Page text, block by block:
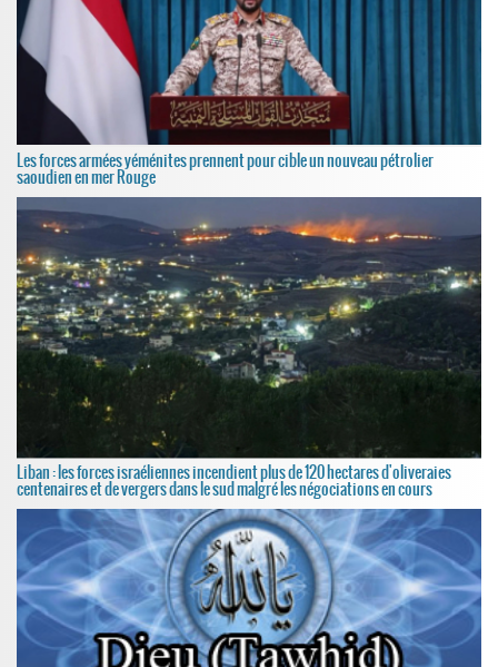
Les forces armées yéménites prennent pour cible un nouveau pétrolier
saoudien en mer Rouge
Liban : les forces israéliennes incendient plus de 120 hectares d'oliveraies
centenaires et de vergers dans le sud malgré les négociations en cours